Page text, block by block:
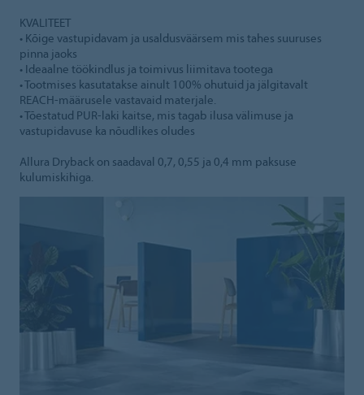
KVALITEET
• Kõige vastupidavam ja usaldusväärsem mis tahes suuruses
pinna jaoks
• Ideaalne töökindlus ja toimivus liimitava tootega
• Tootmises kasutatakse ainult 100% ohutuid ja jälgitavalt
REACH-määrusele vastavaid materjale.
• Tõestatud PUR-laki kaitse, mis tagab ilusa välimuse ja
vastupidavuse ka nõudlikes oludes
Allura Dryback on saadaval 0,7, 0,55 ja 0,4 mm paksuse
kulumiskihiga.